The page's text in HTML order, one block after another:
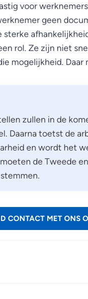
voor
geen
sterke
rol. Ze zijn niet
mogelijkheid. Daar
zullen in de
Daarna toetst de
en wordt het
de Tweede
CONTACT MET ONS